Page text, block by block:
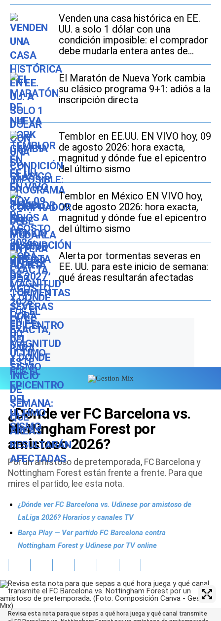
Venden una casa histórica en EE.
UU. a solo 1 dólar con una
condición imposible: el comprador
debe mudarla entera antes de
2027
El Maratón de Nueva York cambia
su clásico programa 9+1: adiós a la
inscripción directa
Temblor en EE.UU. EN VIVO hoy, 09
de agosto 2026: hora exacta,
magnitud y dónde fue el epicentro
del último sismo
Temblor en México EN VIVO hoy,
09 de agosto 2026: hora exacta,
magnitud y dónde fue el epicentro
del último sismo
Alerta por tormentas severas en
EE. UU. para este inicio de semana:
qué áreas resultarán afectadas